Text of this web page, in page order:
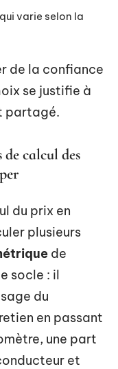
varie selon la
de la confiance
se justifie à
partagé.
calcul des
du prix en
plusieurs
de
socle : il
du
en passant
une part
et